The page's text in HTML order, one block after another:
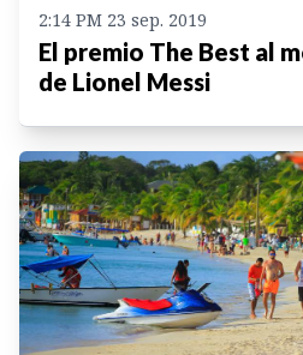
2:14 PM 23 sep. 2019
El premio The Best al
de Lionel Messi